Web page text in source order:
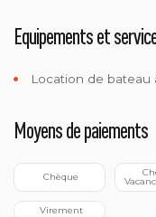
Equipements et
Location de bateau
Moyens de paiements
Chèque
Virement